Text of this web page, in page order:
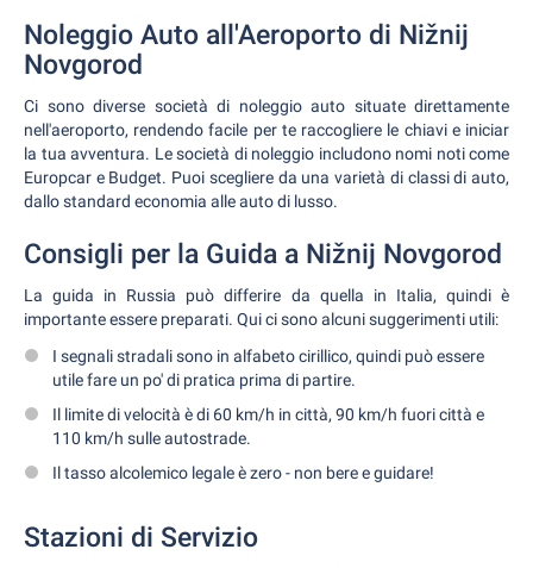
Noleggio Auto all'Aeroporto di Nižnij
Novgorod
Ci sono diverse società di noleggio auto situate direttamente
nell'aeroporto, rendendo facile per te raccogliere le chiavi e iniciar
la tua avventura. Le società di noleggio includono nomi noti come
Europcar e Budget. Puoi scegliere da una varietà di classi di auto,
dallo standard economia alle auto di lusso.
Consigli per la Guida a Nižnij Novgorod
La guida in Russia può differire da quella in Italia, quindi è
importante essere preparati. Qui ci sono alcuni suggerimenti utili:
I segnali stradali sono in alfabeto cirillico, quindi può essere
utile fare un po' di pratica prima di partire.
Il limite di velocità è di 60 km/h in città, 90 km/h fuori città e
110 km/h sulle autostrade.
Il tasso alcolemico legale è zero - non bere e guidare!
Stazioni di Servizio